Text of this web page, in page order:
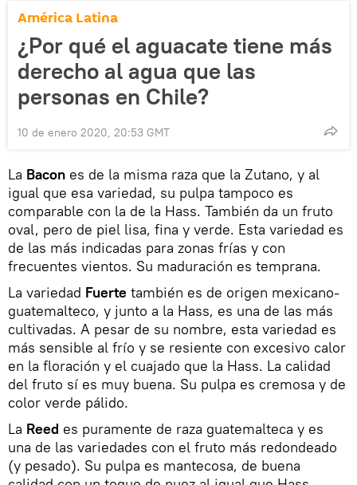
América Latina
¿Por qué el aguacate tiene más
derecho al agua que las
personas en Chile?
10 de enero 2020, 20:53 GMT
La Bacon es de la misma raza que la Zutano, y al
igual que esa variedad, su pulpa tampoco es
comparable con la de la Hass. También da un fruto
oval, pero de piel lisa, fina y verde. Esta variedad es
de las más indicadas para zonas frías y con
frecuentes vientos. Su maduración es temprana.
La variedad Fuerte también es de origen mexicano-
guatemalteco, y junto a la Hass, es una de las más
cultivadas. A pesar de su nombre, esta variedad es
más sensible al frío y se resiente con excesivo calor
en la floración y el cuajado que la Hass. La calidad
del fruto sí es muy buena. Su pulpa es cremosa y de
color verde pálido.
La Reed es puramente de raza guatemalteca y es
una de las variedades con el fruto más redondeado
(y pesado). Su pulpa es mantecosa, de buena